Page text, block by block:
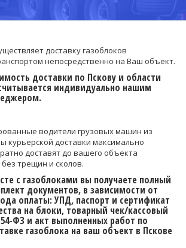
доставку газоблоков
непосредственно на Ваш объект.
доставки по Пскову и области
индивидуально нашим
водители грузовых машин из
курьерской доставки максимально
доставят до вашего объекта
трещин и сколов.
с газоблоками вы получаете полный
документов, в зависимости от
оплаты: УПД, паспорт и сертификат
на блоки, товарный чек/кассовый
ФЗ и акт выполненных работ по
газоблока на ваш объект в Пскове